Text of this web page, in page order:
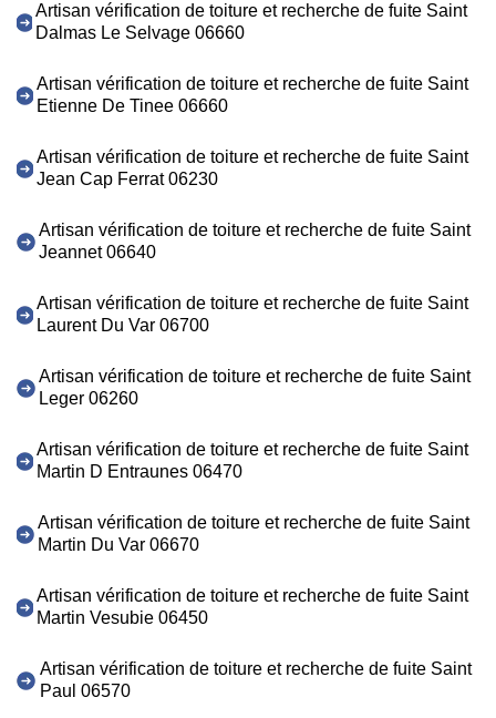
Artisan vérification de toiture et recherche de fuite Saint
Dalmas Le Selvage 06660
Artisan vérification de toiture et recherche de fuite Saint
Etienne De Tinee 06660
Artisan vérification de toiture et recherche de fuite Saint
Jean Cap Ferrat 06230
Artisan vérification de toiture et recherche de fuite Saint
Jeannet 06640
Artisan vérification de toiture et recherche de fuite Saint
Laurent Du Var 06700
Artisan vérification de toiture et recherche de fuite Saint
Leger 06260
Artisan vérification de toiture et recherche de fuite Saint
Martin D Entraunes 06470
Artisan vérification de toiture et recherche de fuite Saint
Martin Du Var 06670
Artisan vérification de toiture et recherche de fuite Saint
Martin Vesubie 06450
Artisan vérification de toiture et recherche de fuite Saint
Paul 06570